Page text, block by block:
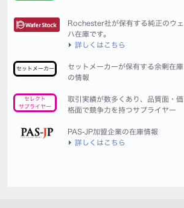
Rochester社が保有する純正のウェ
ハ在庫です。
詳しくはこちら
セットメーカー
セットメーカーが保有する余剰在庫
の情報
セレクト
サプライヤー
取引実績が数多くあり、品質面・価
格面で競争力を持つサプライヤー
PAS-JP加盟企業の在庫情報
詳しくはこちら